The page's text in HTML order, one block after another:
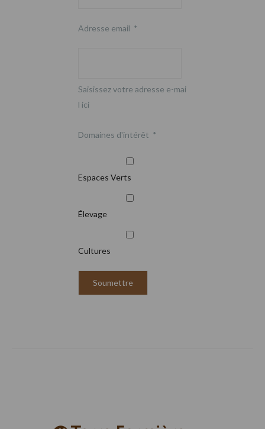
Adresse email *
Saisissez votre adresse e-mai
l ici
Domaines d'intérêt *
Espaces Verts
Élevage
Cultures